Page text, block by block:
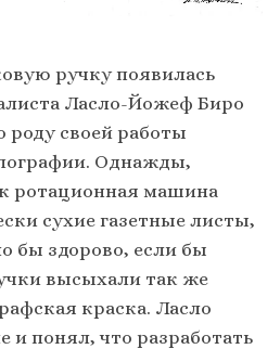
ручку появилась
Ласло-Йожеф Биро
роду своей работы
Однажды,
ротационная машина
сухие газетные листы,
бы здорово, если бы
высыхали так же
краска. Ласло
и понял, что разработать